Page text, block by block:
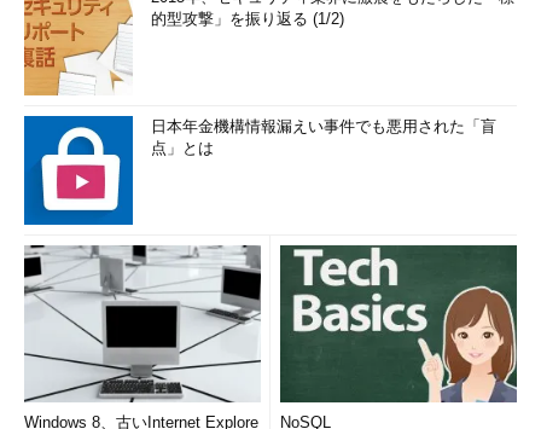
的型攻撃」を振り返る (1/2)
日本年金機構情報漏えい事件でも悪用された「盲
点」とは
Windows 8、古いInternet Explore
NoSQL